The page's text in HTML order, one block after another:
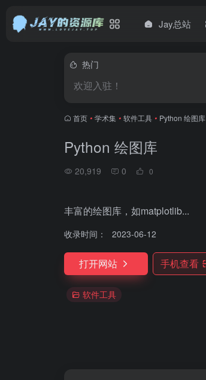
Jay总站
热门
欢迎入驻！
首页 • 学术集 • 软件工具 • Python 绘图库
Python 绘图库
20,919 0 0
丰富的绘图库，如matplotlib...
收录时间： 2023-06-12
打开网站 手机查看
软件工具